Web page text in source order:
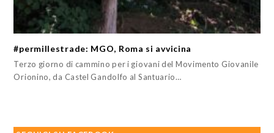
#permillestrade: MGO, Roma si avvicina
Terzo giorno di cammino per i giovani del Movimento Giovanile
Orionino, da Castel Gandolfo al Santuario…